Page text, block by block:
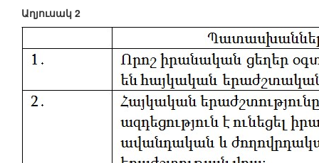
Աղյուսակ 2